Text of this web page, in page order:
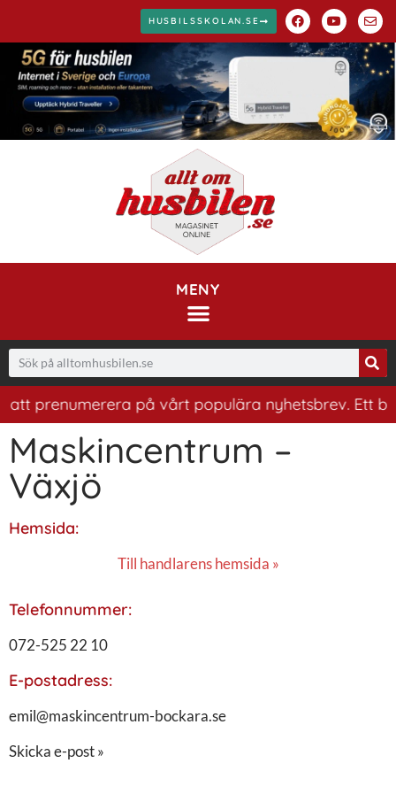
HUSBILSSKOLAN.SE
MENY
prenumerera på vårt populära nyhetsbrev. Ett
Maskincentrum –
Växjö
Hemsida:
Till handlarens hemsida »
Telefonnummer:
072-525 22 10
E-postadress:
emil@maskincentrum-bockara.se
Skicka e-post »